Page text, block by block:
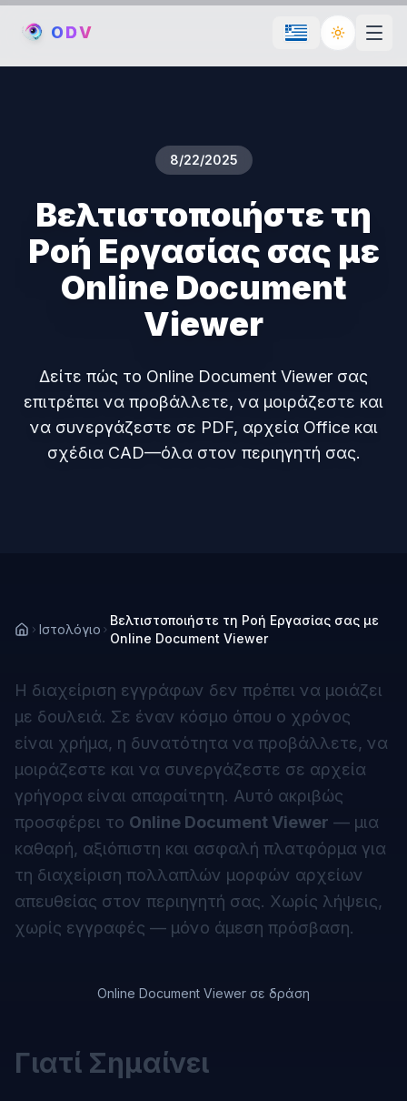
ODV Toggle
8/22/2025
Βελτιστοποιήστε τη
Ροή Εργασίας σας με
Online Document
Viewer
Δείτε πώς το Online Document Viewer σας
επιτρέπει να προβάλλετε, να μοιράζεστε και
να συνεργάζεστε σε PDF, αρχεία Office και
σχέδια CAD—όλα στον περιηγητή σας.
Ιστολόγιο
Βελτιστοποιήστε τη Ροή Εργασίας σας με
Online Document Viewer
Η διαχείριση εγγράφων δεν πρέπει να μοιάζει
με δουλειά. Σε έναν κόσμο όπου ο χρόνος
είναι χρήμα, η δυνατότητα να προβάλλετε, να
μοιράζεστε και να συνεργάζεστε σε αρχεία
γρήγορα είναι απαραίτητη. Αυτό ακριβώς
προσφέρει το Online Document Viewer — μια
καθαρή, αξιόπιστη και ασφαλή πλατφόρμα για
τη διαχείριση πολλαπλών μορφών αρχείων
απευθείας στον περιηγητή σας. Χωρίς λήψεις,
χωρίς εγγραφές — μόνο άμεση πρόσβαση.
Online Document Viewer σε δράση
Γιατί Σημαίνει